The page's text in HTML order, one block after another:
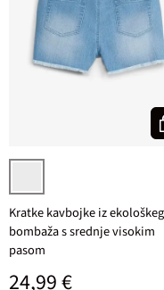
svetlo moder denim
Kratke kavbojke iz
bombaža s srednje visokim
pasom
Običajna cena
24,99 €